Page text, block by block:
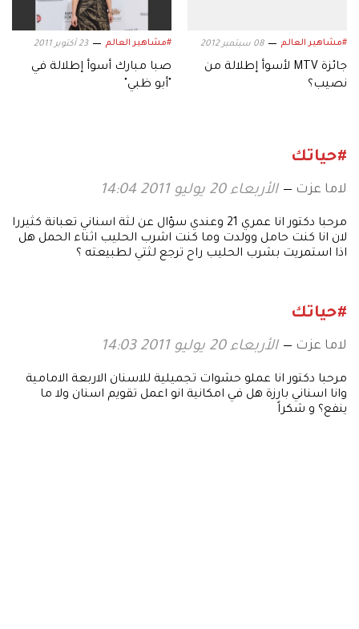
#مشاهير العالم 08 سبتمبر 2012
جائزة MTV لأسوأ إطلالة من
نصيب؟
#مشاهير العالم 23 أكتوبر 2011
صبا مبارك أسوأ إطلالة في
"أبو ظبي"
#حياتك
لاما عزت الأربعاء 20 يوليو 2011 14:04
مرحبا دكتور انا عمري 21 وعندي سؤال عن لثة اسناني تعبانة كثيررا
لان انا كنت حامل وولدت وما كنت اشرب الحليب اثناء الحمل هل
اذا استمريت بشرب الحليب راح ترجع لثتي لطبيعته ؟
#حياتك
لاما عزت الأربعاء 20 يوليو 2011 14:03
مرحبا دكتور انا عملو حشوات تجميلية للاسنان الاربعة الامامية
وانا اسناني بارزة هل في امكانية انو اعمل تقويم اسنان ولا ما
ينفع؟ و شكراً